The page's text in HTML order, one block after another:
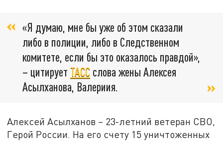
«Я думаю, мне бы уже об этом сказали
либо в полиции, либо в Следственном
комитете, если бы это оказалось правдой»,
– цитирует ТАСС слова жены Алексея
Асылханова, Валериия.
Алексей Асылханов – 23-летний ветеран СВО,
Герой России. На его счету 15 уничтоженных